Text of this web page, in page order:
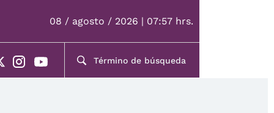
08 / agosto / 2026 | 07:57 hrs.